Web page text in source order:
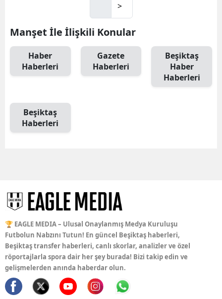
>
Manşet İle İlişkili Konular
Haber
Haberleri
Gazete
Haberleri
Beşiktaş
Haber
Haberleri
Beşiktaş
Haberleri
🏆 EAGLE MEDIA – Ulusal Onaylanmış Medya Kuruluşu
Futbolun Nabzını Tutun! En güncel Beşiktaş haberleri,
Beşiktaş transfer haberleri, canlı skorlar, analizler ve özel
röportajlarla spora dair her şey burada! Bizi takip edin ve
gelişmelerden anında haberdar olun.